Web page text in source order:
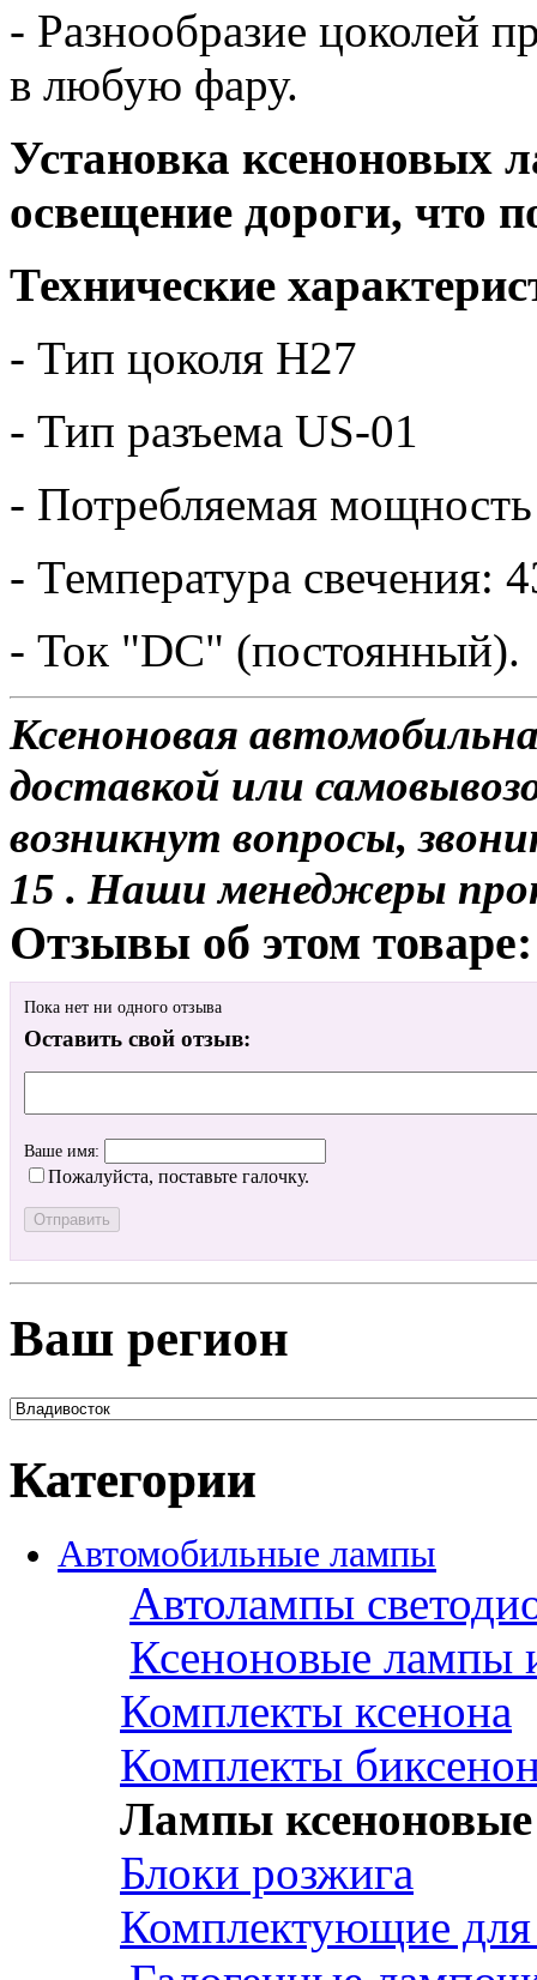
- Разнообразие цоколей
в любую фару.
Установка ксеноновых
освещение дороги, что
Технические
- Тип цоколя H27
- Тип разъема US-01
- Потребляемая
- Температура свечения:
- Ток "DC" (постоянный).
Ксеноновая
доставкой или
возникнут вопросы,
15 . Наши менеджеры
Отзывы об этом товаре:
Пока нет ни одного отзыва
Оставить свой отзыв:
Ваше имя:
Пожалуйста, поставьте галочку.
Ваш регион
Категории
Автомобильные лампы
Автолампы
Ксеноновые лампы
Комплекты ксенона
Комплекты
Лампы
Блоки розжига
Комплектующие для